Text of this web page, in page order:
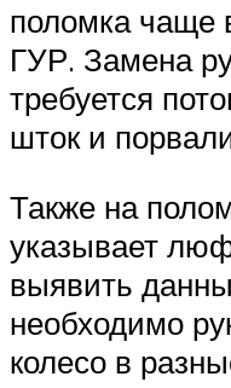
поломка чаще
ГУР. Замена
требуется
шток и
Также на
указывает
выявить
необходимо
колесо в